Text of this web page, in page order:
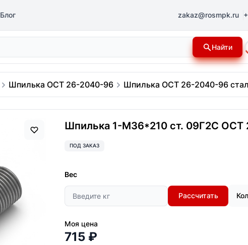
Блог zakaz@rosmpk.ru
Найти
Шпилька ОСТ 26-2040-96 Шпилька ОСТ 26-2040-96
Шпилька 1-М36*210 ст. 09Г2С
ПОД ЗАКАЗ
Вес
Рассчитать
Моя цена
715 ₽